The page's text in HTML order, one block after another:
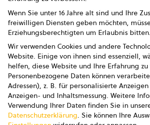
Impressum
Datenschutz
AGB
AGB Marketing
AGB Bildung
Newsletter
Wenn Sie unter 16 Jahre alt sind und Ihre
freiwilligen Diensten geben möchten,
Erziehungsberechtigten um Erlaubnis bitten.
Wir verwenden Cookies und andere
Website. Einige von ihnen sind essenziell,
helfen, diese Website und Ihre Erfahrung zu
Personenbezogene Daten können
Adressen), z. B. für personalisierte
Anzeigen- und Inhaltsmessung. Weitere
Verwendung Ihrer Daten finden Sie in
Datenschutzerklärung. Sie können Ihre